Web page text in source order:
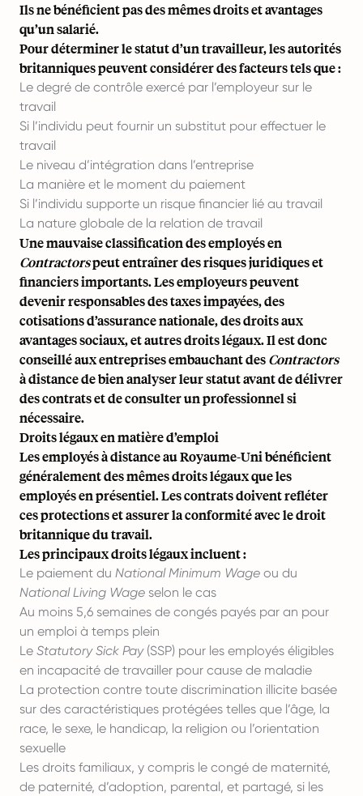
Ils ne bénéficient pas des mêmes droits et avantages
qu’un salarié.
Pour déterminer le statut d’un travailleur, les autorités
britanniques peuvent considérer des facteurs tels que :
Le degré de contrôle exercé par l’employeur sur le
travail
Si l’individu peut fournir un substitut pour effectuer le
travail
Le niveau d’intégration dans l’entreprise
La manière et le moment du paiement
Si l’individu supporte un risque financier lié au travail
La nature globale de la relation de travail
Une mauvaise classification des employés en
Contractorspeut entraîner des risques juridiques et
financiers importants. Les employeurs peuvent
devenir responsables des taxes impayées, des
cotisations d’assurance nationale, des droits aux
avantages sociaux, et autres droits légaux. Il est donc
conseillé aux entreprises embauchant desContractors
à distance de bien analyser leur statut avant de délivrer
des contrats et de consulter un professionnel si
nécessaire.
Droits légaux en matière d’emploi
Les employés à distance au Royaume-Uni bénéficient
généralement des mêmes droits légaux que les
employés en présentiel. Les contrats doivent refléter
ces protections et assurer la conformité avec le droit
britannique du travail.
Les principaux droits légaux incluent :
Le paiement du National Minimum Wage ou du
National Living Wage selon le cas
Au moins 5,6 semaines de congés payés par an pour
un emploi à temps plein
Le Statutory Sick Pay(SSP) pour les employés éligibles
en incapacité de travailler pour cause de maladie
La protection contre toute discrimination illicite basée
sur des caractéristiques protégées telles que l’âge, la
race, le sexe, le handicap, la religion ou l’orientation
sexuelle
Les droits familiaux, y compris le congé de maternité,
de paternité, d’adoption, parental, et partagé, si les